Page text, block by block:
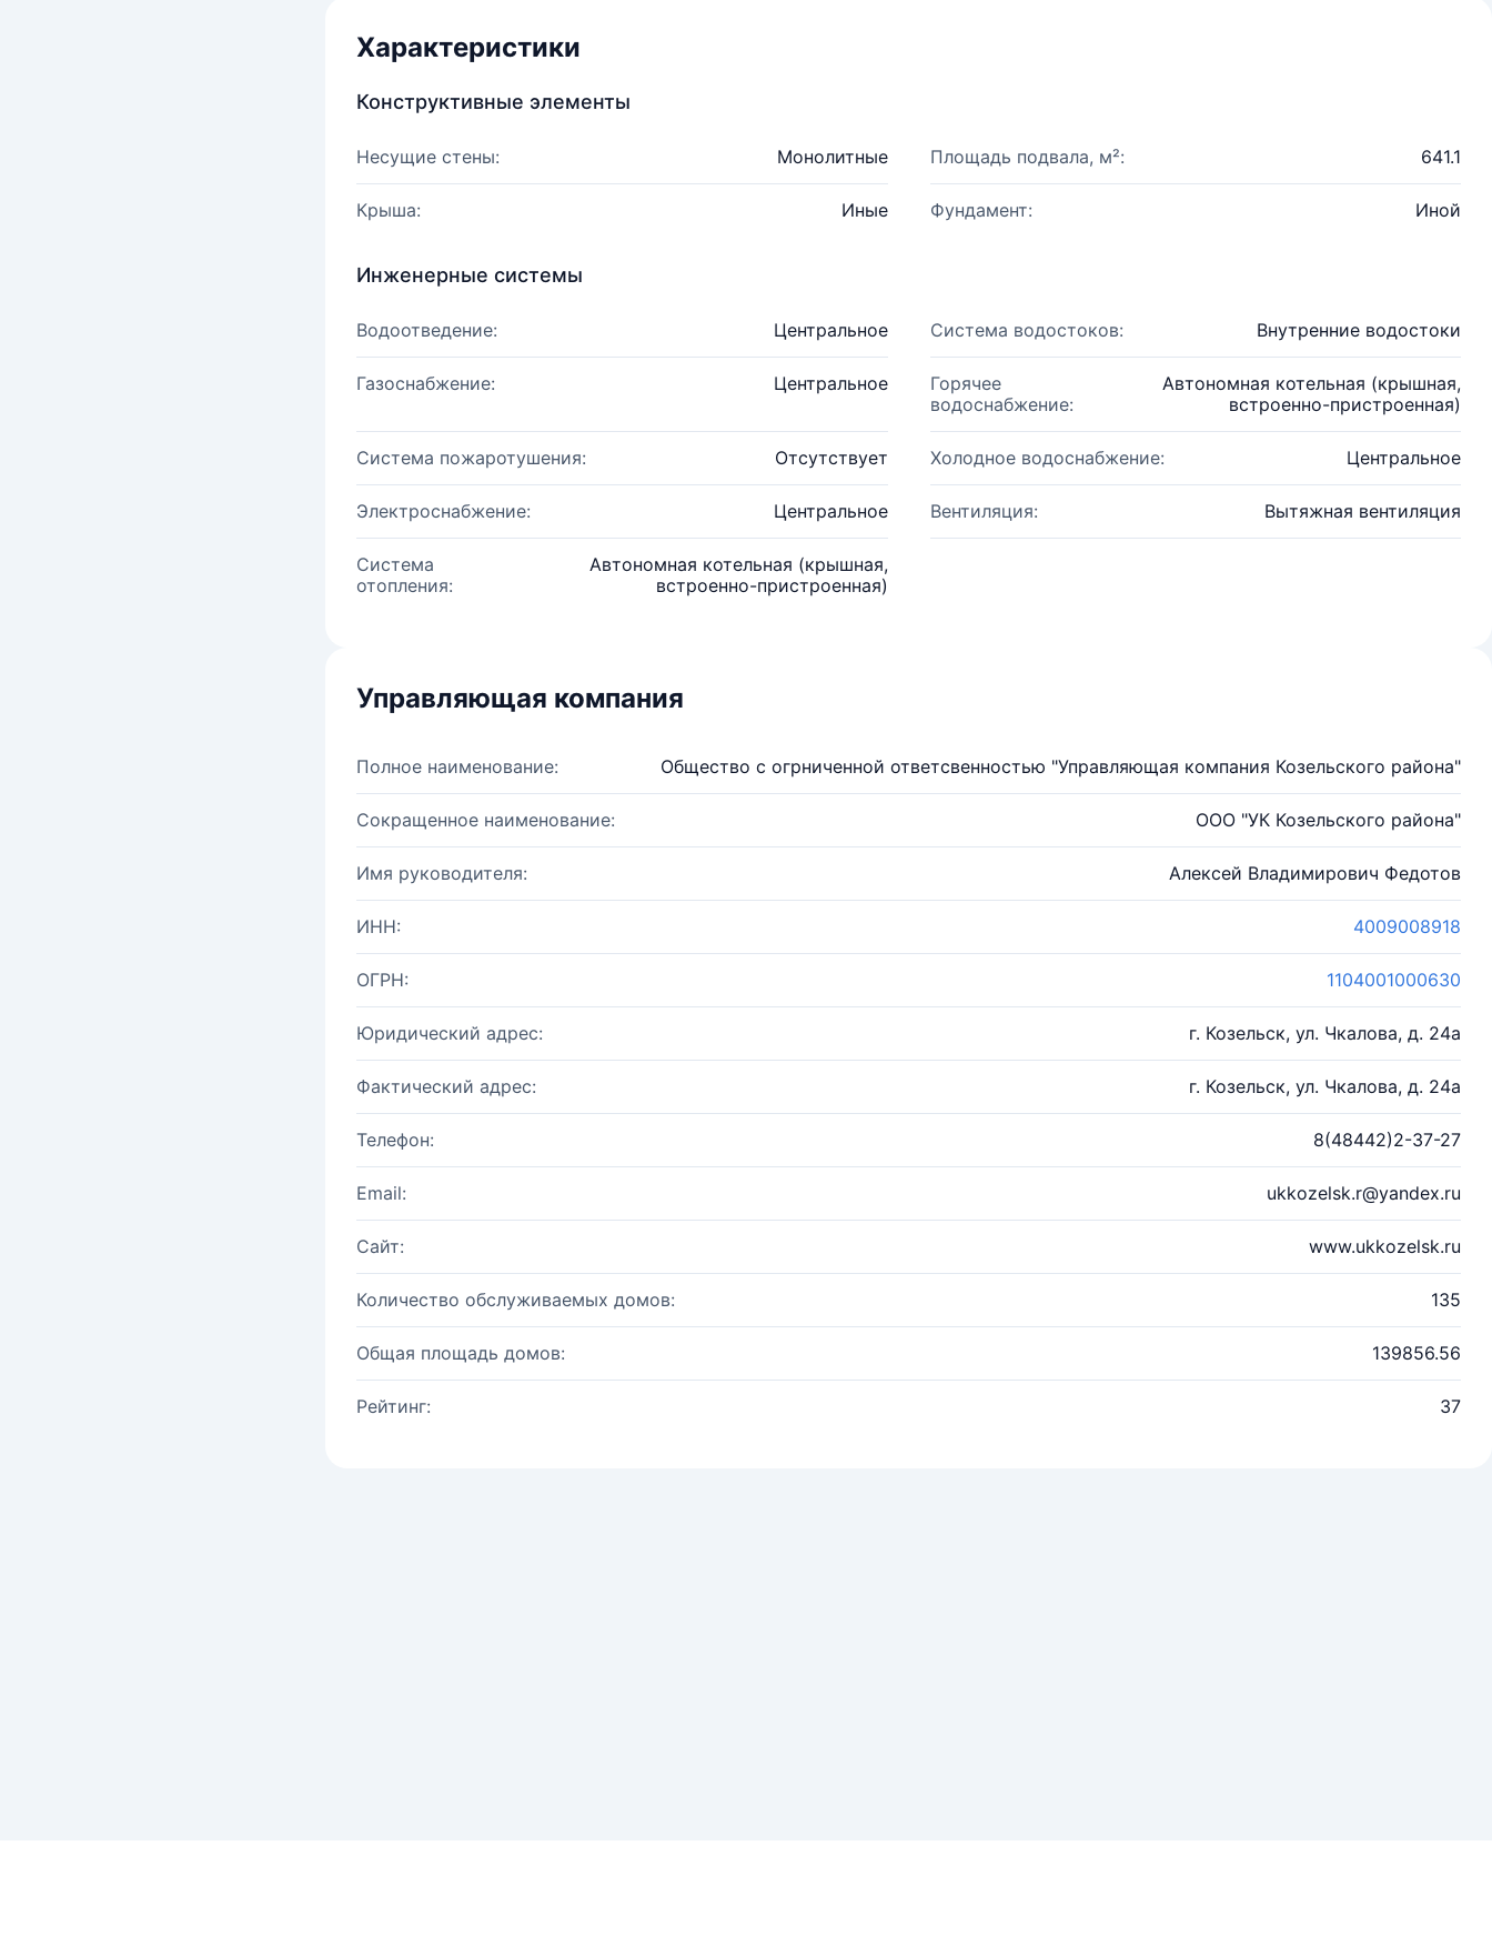
Характеристики
Конструктивные элементы
Несущие стены: Монолитные Площадь подвала, м²: 641.1
Крыша: Иные Фундамент: Иной
Инженерные системы
Водоотведение: Центральное Система водостоков: Внутренние водостоки
Газоснабжение: Центральное
Горячее
водоснабжение:
Автономная котельная (крышная,
встроенно-пристроенная)
Система пожаротушения: Отсутствует Холодное водоснабжение: Центральное
Электроснабжение: Центральное Вентиляция: Вытяжная вентиляция
Система
отопления:
Автономная котельная (крышная,
встроенно-пристроенная)
Управляющая компания
Полное наименование: Общество с огрниченной ответсвенностью "Управляющая компания Козельского района"
Сокращенное наименование: ООО "УК Козельского района"
Имя руководителя: Алексей Владимирович Федотов
ИНН: 4009008918
ОГРН: 1104001000630
Юридический адрес: г. Козельск, ул. Чкалова, д. 24а
Фактический адрес: г. Козельск, ул. Чкалова, д. 24а
Телефон: 8(48442)2-37-27
Email: ukkozelsk.r@yandex.ru
Сайт: www.ukkozelsk.ru
Количество обслуживаемых домов: 135
Общая площадь домов: 139856.56
Рейтинг: 37